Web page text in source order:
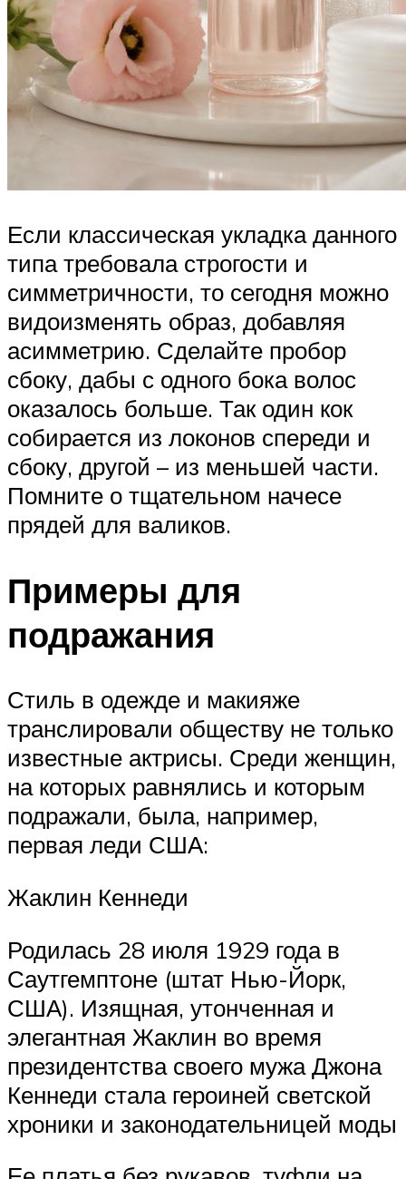
Если классическая укладка данного
типа требовала строгости и
симметричности, то сегодня можно
видоизменять образ, добавляя
асимметрию. Сделайте пробор
сбоку, дабы с одного бока волос
оказалось больше. Так один кок
собирается из локонов спереди и
сбоку, другой – из меньшей части.
Помните о тщательном начесе
прядей для валиков.
Примеры для
подражания
Стиль в одежде и макияже
транслировали обществу не только
известные актрисы. Среди женщин,
на которых равнялись и которым
подражали, была, например,
первая леди США:
Жаклин Кеннеди
Родилась 28 июля 1929 года в
Саутгемптоне (штат Нью-Йорк,
США). Изящная, утонченная и
элегантная Жаклин во время
президентства своего мужа Джона
Кеннеди стала героиней светской
хроники и законодательницей моды